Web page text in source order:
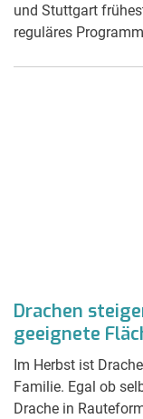
und Stuttgart
reguläres
Drachen
geeignete
Im Herbst ist
Familie. Egal ob
Drache in